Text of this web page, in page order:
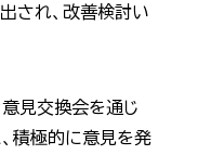
され、改善検討い
意見交換会を通じ
積極的に意見を発